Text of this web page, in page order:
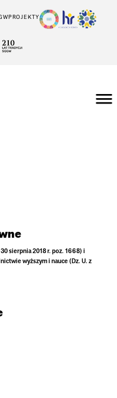
PROJEKTY
30 sierpnia 2018 r. poz. 1668) i
wyższym i nauce (Dz. U. z